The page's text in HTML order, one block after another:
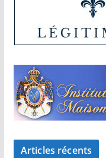
Articles récents